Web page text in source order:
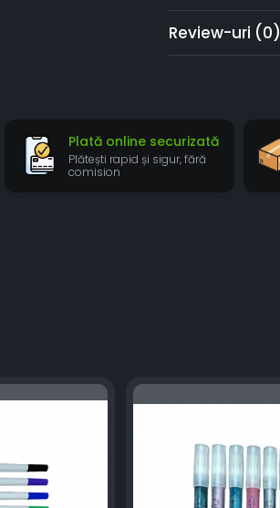
Review-uri (0)
Plată online securizată
Plătești rapid și sigur, fără
comision